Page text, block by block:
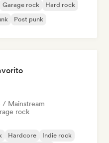
Garage rock
Hard rock
Post punk
/ Mainstream
rock
Hardcore
Indie rock